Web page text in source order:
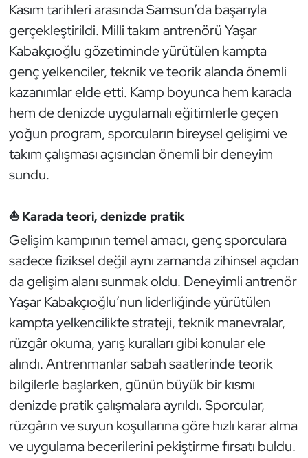
Kasım tarihleri arasında Samsun’da başarıyla
gerçekleştirildi. Milli takım antrenörü Yaşar
Kabakçıoğlu gözetiminde yürütülen kampta
genç yelkenciler, teknik ve teorik alanda önemli
kazanımlar elde etti. Kamp boyunca hem karada
hem de denizde uygulamalı eğitimlerle geçen
yoğun program, sporcuların bireysel gelişimi ve
takım çalışması açısından önemli bir deneyim
sundu.
⛵ Karada teori, denizde pratik
Gelişim kampının temel amacı, genç sporculara
sadece fiziksel değil aynı zamanda zihinsel açıdan
da gelişim alanı sunmak oldu. Deneyimli antrenör
Yaşar Kabakçıoğlu’nun liderliğinde yürütülen
kampta yelkencilikte strateji, teknik manevralar,
rüzgâr okuma, yarış kuralları gibi konular ele
alındı. Antrenmanlar sabah saatlerinde teorik
bilgilerle başlarken, günün büyük bir kısmı
denizde pratik çalışmalara ayrıldı. Sporcular,
rüzgârın ve suyun koşullarına göre hızlı karar alma
ve uygulama becerilerini pekiştirme fırsatı buldu.
E-Spor
Eskrim
Futbol
Genel
Golf
Halter
Hava Sporları
Hentbol
İşitme Engelli Sporcular
Judo ve Kuraş
Kano ve Rafting